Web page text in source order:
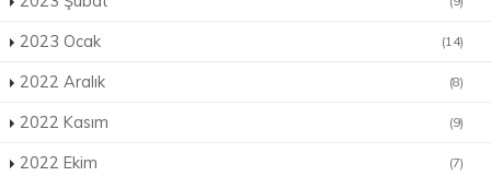
2023 Ocak (14)
2022 Aralık (8)
2022 Kasım (9)
2022 Ekim (7)